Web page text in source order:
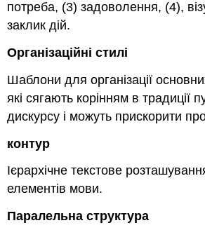
потреба, (3) задоволення, (4),
заклик дій.
Організаційні стилі
Шаблони для організації
які сягають корінням в традиції
дискурсу і можуть прискорити
контур
Ієрархічне текстове
елементів мови.
Паралельна структура